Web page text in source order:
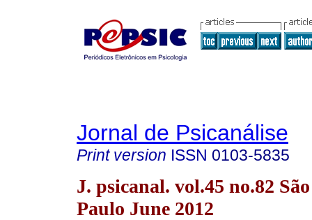
Jornal de Psicanálise
Print version ISSN 0103-5835
J. psicanal. vol.45 no.82 São
Paulo June 2012